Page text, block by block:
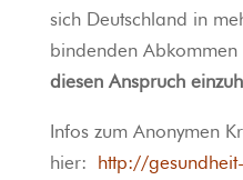
sich Deutschland in
bindenden Abkommen
diesen Anspruch
Infos zum Anonymen
hier: http://gesundheit-